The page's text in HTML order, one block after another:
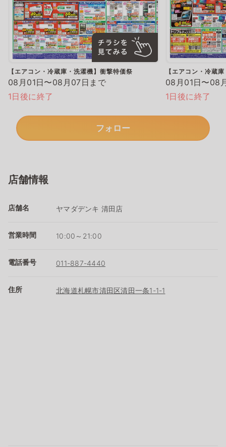
【エアコン・冷蔵庫・洗濯機】衝撃特価祭
08月01日〜08月07日まで
1日後に終了
【エアコン・冷蔵
08月01日〜08
1日後に終了
フォロー
店舗情報
店舗名 ヤマダデンキ 清田店
営業時間 10:00～21:00
電話番号 011-887-4440
住所 北海道札幌市清田区清田一条1-1-1